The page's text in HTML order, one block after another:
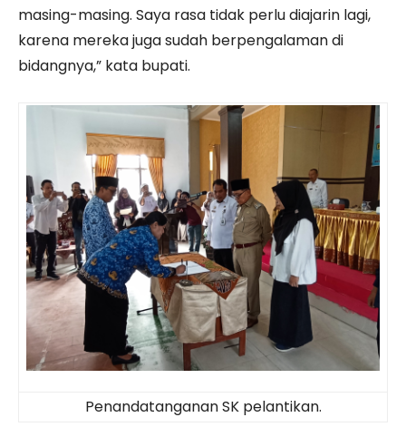
masing-masing. Saya rasa tidak perlu diajarin lagi,
karena mereka juga sudah berpengalaman di
bidangnya,” kata bupati.
Penandatanganan SK pelantikan.